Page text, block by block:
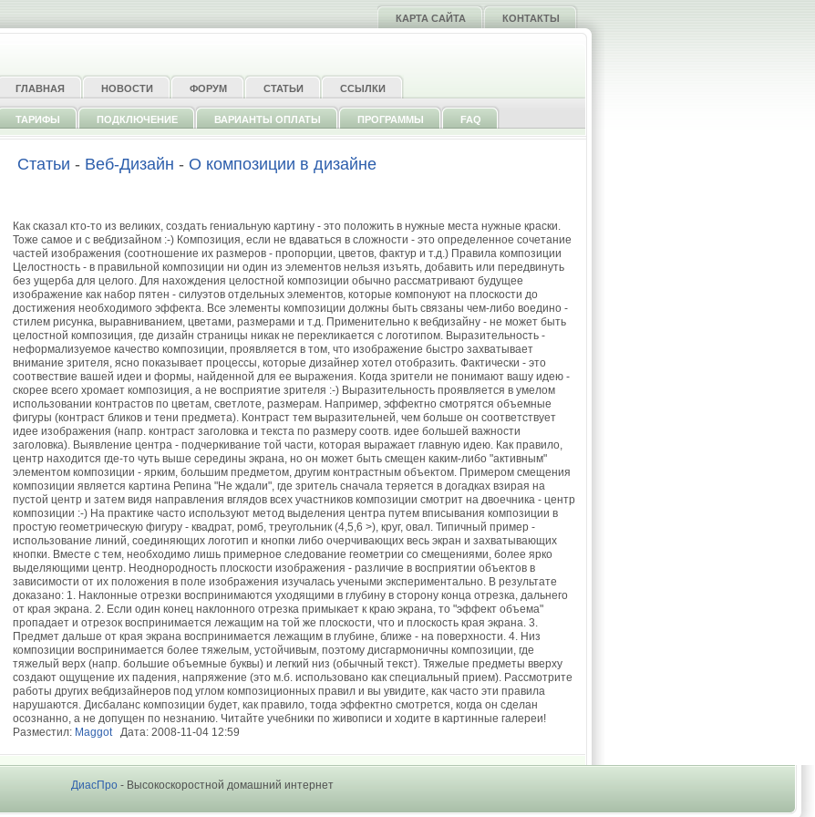
КАРТА САЙТА КОНТАКТЫ
ГЛАВНАЯ НОВОСТИ ФОРУМ СТАТЬИ ССЫЛКИ
ТАРИФЫ ПОДКЛЮЧЕНИЕ ВАРИАНТЫ ОПЛАТЫ ПРОГРАММЫ FAQ
Статьи - Веб-Дизайн - О композиции в дизайне
Как сказал кто-то из великих, создать гениальную картину - это положить в нужные места нужные краски.
Тоже самое и с вебдизайном :-) Композиция, если не вдаваться в сложности - это определенное сочетание
частей изображения (соотношение их размеров - пропорции, цветов, фактур и т.д.) Правила композиции
Целостность - в правильной композиции ни один из элементов нельзя изъять, добавить или передвинуть
без ущерба для целого. Для нахождения целостной композиции обычно рассматривают будущее
изображение как набор пятен - силуэтов отдельных элементов, которые компонуют на плоскости до
достижения необходимого эффекта. Все элементы композиции должны быть связаны чем-либо воедино -
стилем рисунка, выравниванием, цветами, размерами и т.д. Применительно к вебдизайну - не может быть
целостной композиция, где дизайн страницы никак не перекликается с логотипом. Выразительность -
неформализуемое качество композиции, проявляется в том, что изображение быстро захватывает
внимание зрителя, ясно показывает процессы, которые дизайнер хотел отобразить. Фактически - это
соотвествие вашей идеи и формы, найденной для ее выражения. Когда зрители не понимают вашу идею -
скорее всего хромает композиция, а не восприятие зрителя :-) Выразительность проявляется в умелом
использовании контрастов по цветам, светлоте, размерам. Например, эффектно смотрятся объемные
фигуры (контраст бликов и тени предмета). Контраст тем выразительней, чем больше он соответствует
идее изображения (напр. контраст заголовка и текста по размеру соотв. идее большей важности
заголовка). Выявление центра - подчеркивание той части, которая выражает главную идею. Как правило,
центр находится где-то чуть выше середины экрана, но он может быть смещен каким-либо "активным"
элементом композиции - ярким, большим предметом, другим контрастным объектом. Примером смещения
композиции является картина Репина "Не ждали", где зритель сначала теряется в догадках взирая на
пустой центр и затем видя направления вглядов всех участников композиции смотрит на двоечника - центр
композиции :-) На практике часто используют метод выделения центра путем вписывания композиции в
простую геометрическую фигуру - квадрат, ромб, треугольник (4,5,6 >), круг, овал. Типичный пример -
использование линий, соединяющих логотип и кнопки либо очерчивающих весь экран и захватывающих
кнопки. Вместе с тем, необходимо лишь примерное следование геометрии со смещениями, более ярко
выделяющими центр. Неоднородность плоскости изображения - различие в восприятии объектов в
зависимости от их положения в поле изображения изучалась учеными экспериментально. В результате
доказано: 1. Наклонные отрезки воспринимаются уходящими в глубину в сторону конца отрезка, дальнего
от края экрана. 2. Если один конец наклонного отрезка примыкает к краю экрана, то "эффект объема"
пропадает и отрезок воспринимается лежащим на той же плоскости, что и плоскость края экрана. 3.
Предмет дальше от края экрана воспринимается лежащим в глубине, ближе - на поверхности. 4. Низ
композиции воспринимается более тяжелым, устойчивым, поэтому дисгармоничны композиции, где
тяжелый верх (напр. большие объемные буквы) и легкий низ (обычный текст). Тяжелые предметы вверху
создают ощущение их падения, напряжение (это м.б. использовано как специальный прием). Рассмотрите
работы других вебдизайнеров под углом композиционных правил и вы увидите, как часто эти правила
нарушаются. Дисбаланс композиции будет, как правило, тогда эффектно смотрется, когда он сделан
осознанно, а не допущен по незнанию. Читайте учебники по живописи и ходите в картинные галереи!
Разместил: MaggotДата: 2008-11-04 12:59
ДиасПро - Высокоскоростной домашний интернет